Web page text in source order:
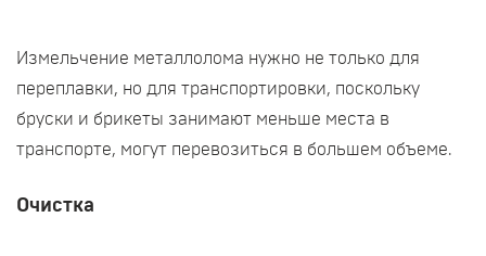
Измельчение металлолома нужно не только для
переплавки, но для транспортировки, поскольку
бруски и брикеты занимают меньше места в
транспорте, могут перевозиться в большем объеме.
Очистка